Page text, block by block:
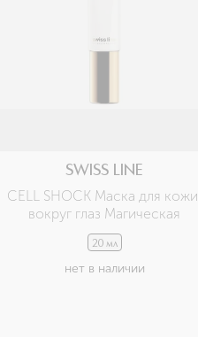
SWISS LINE
CELL SHOCK Маска для кожи
вокруг глаз Магическая
20 мл
нет в наличии